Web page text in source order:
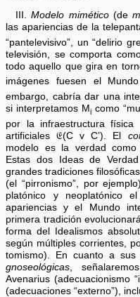
III.Modelo mimético(de
las apariencias de la
“pantelevisivo”, un “delirio
televisión, se comporta
todo aquello que gira en
imágenes fuesen el
embargo, cabría dar una
si interpretamos Mi como
por la infraestructura
artificiales 𝔈(C v C’). El
modelo es la verdad como
Estas dos Ideas de
grandes tradiciones
(el “pirronismo”, por
platónico y neoplatónico
apariencias y el Mundo
primera tradición
forma del Idealismos
según múltiples corrientes,
tomismo). En cuanto a sus
gnoseológicas ,
Avenarius (adecuacionismo
(adecuaciones “externo”),